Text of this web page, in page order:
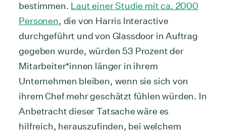
bestimmen. Laut einer Studie mit ca. 2000
Personen, die von Harris Interactive
durchgeführt und von Glassdoor in Auftrag
gegeben wurde, würden 53 Prozent der
Mitarbeiter*innen länger in ihrem
Unternehmen bleiben, wenn sie sich von
ihrem Chef mehr geschätzt fühlen würden. In
Anbetracht dieser Tatsache wäre es
hilfreich, herauszufinden, bei welchem